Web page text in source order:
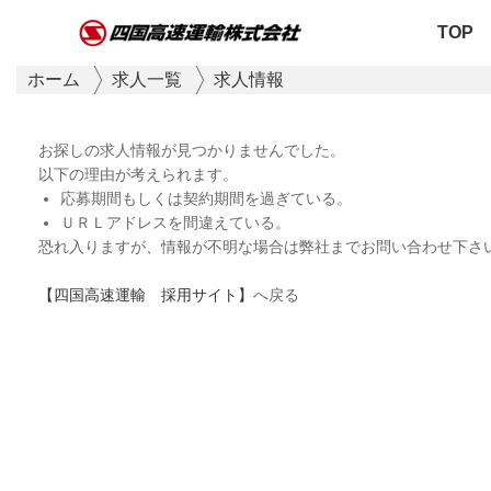
TOP
ホーム 求人一覧 求人情報
お探しの求人情報が見つかりませんでした。
以下の理由が考えられます。
応募期間もしくは契約期間を過ぎている。
ＵＲＬアドレスを間違えている。
恐れ入りますが、情報が不明な場合は弊社までお問い合わせ下さ
【四国高速運輸 採用サイト】 へ戻る